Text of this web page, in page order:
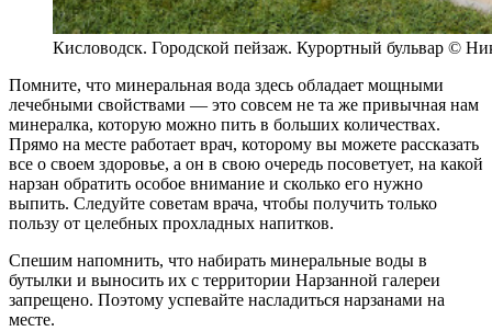
Кисловодск. Городской пейзаж. Курортный бульвар ©
Помните, что минеральная вода здесь обладает мощными
лечебными свойствами — это совсем не та же привычная нам
минералка, которую можно пить в больших количествах.
Прямо на месте работает врач, которому вы можете рассказать
все о своем здоровье, а он в свою очередь посоветует, на какой
нарзан обратить особое внимание и сколько его нужно
выпить. Следуйте советам врача, чтобы получить только
пользу от целебных прохладных напитков.
Спешим напомнить, что набирать минеральные воды в
бутылки и выносить их с территории Нарзанной галереи
запрещено. Поэтому успевайте насладиться нарзанами на
месте.